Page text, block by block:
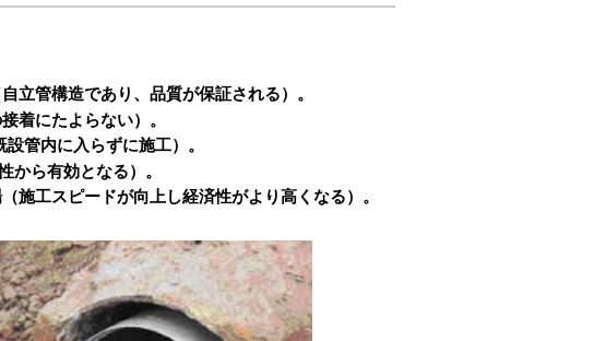
立管構造であり、品質が保証される）。
着にたよらない）。
管内に入らずに施工）。
から有効となる）。
施工スピードが向上し経済性がより高くなる）。